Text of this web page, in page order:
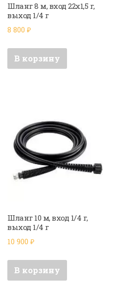
Шланг 8 м, вход 22х1,5 г,
выход 1/4 г
8 800₽
В корзину
Шланг 10 м, вход 1/4 г,
выход 1/4 г
10 900₽
В корзину